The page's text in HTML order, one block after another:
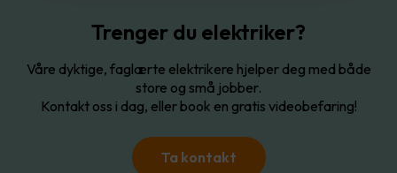
Trenger du elektriker?
Våre dyktige, faglærte elektrikere hjelper deg med både
store og små jobber.
Kontakt oss i dag, eller book en gratis videobefaring!
Ta kontakt